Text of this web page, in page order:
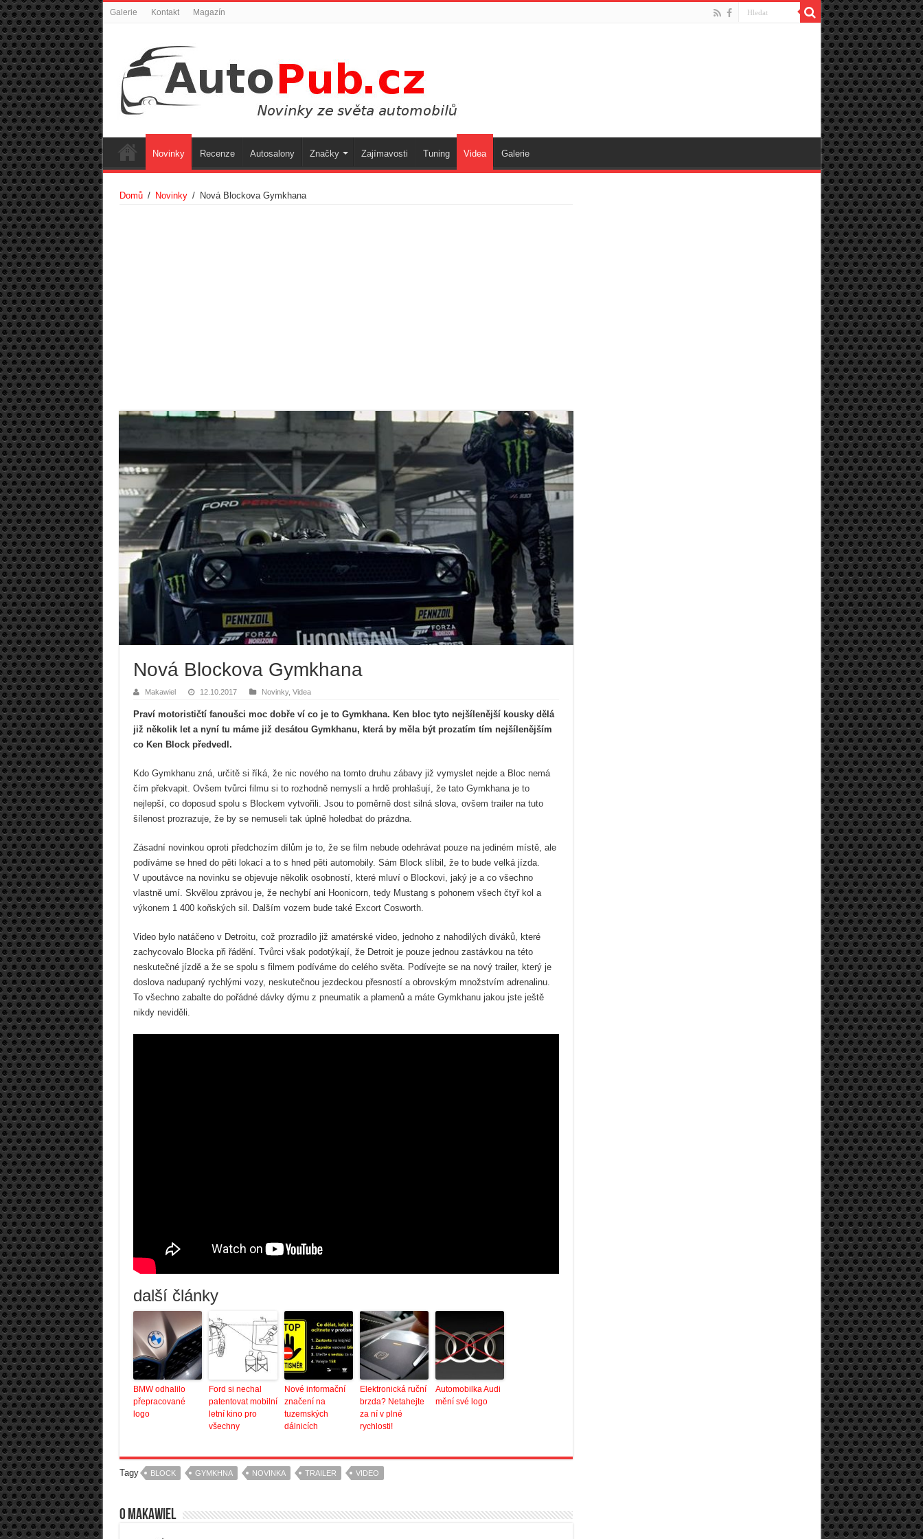
Galerie Kontakt Magazín
Novinky Recenze Autosalony Značky Zajímavosti Tuning Videa Galerie
Domů / Novinky / Nová Blockova Gymkhana
Nová Blockova Gymkhana
Makawiel 12.10.2017 Novinky, Videa
Praví motorističtí fanoušci moc dobře ví co je to Gymkhana. Ken bloc tyto nejšílenější kousky dělá
již několik let a nyní tu máme již desátou Gymkhanu, která by měla být prozatím tím nejšílenějším
co Ken Block předvedl.
Kdo Gymkhanu zná, určitě si říká, že nic nového na tomto druhu zábavy již vymyslet nejde a Bloc nemá
čím překvapit. Ovšem tvůrci filmu si to rozhodně nemyslí a hrdě prohlašují, že tato Gymkhana je to
nejlepší, co doposud spolu s Blockem vytvořili. Jsou to poměrně dost silná slova, ovšem trailer na tuto
šílenost prozrazuje, že by se nemuseli tak úplně holedbat do prázdna.
Zásadní novinkou oproti předchozím dílům je to, že se film nebude odehrávat pouze na jediném místě, ale
podíváme se hned do pěti lokací a to s hned pěti automobily. Sám Block slíbil, že to bude velká jízda.
V upoutávce na novinku se objevuje několik osobností, které mluví o Blockovi, jaký je a co všechno
vlastně umí. Skvělou zprávou je, že nechybí ani Hoonicorn, tedy Mustang s pohonem všech čtyř kol a
výkonem 1 400 koňských sil. Dalším vozem bude také Excort Cosworth.
Video bylo natáčeno v Detroitu, což prozradilo již amatérské video, jednoho z nahodilých diváků, které
zachycovalo Blocka při řádění. Tvůrci však podotýkají, že Detroit je pouze jednou zastávkou na této
neskutečné jízdě a že se spolu s filmem podíváme do celého světa. Podívejte se na nový trailer, který je
doslova nadupaný rychlými vozy, neskutečnou jezdeckou přesností a obrovským množstvím adrenalinu.
To všechno zabalte do pořádné dávky dýmu z pneumatik a plamenů a máte Gymkhanu jakou jste ještě
nikdy neviděli.
další články
BMW odhalilo
přepracované
logo
Ford si nechal
patentovat mobilní
letní kino pro
všechny
Nové informační
značení na
tuzemských
dálnicích
Elektronická ruční
brzda? Netahejte
za ní v plné
rychlosti!
Automobilka Audi
mění své logo
Tagy BLOCK GYMKHNA NOVINKA TRAILER VIDEO
O Makawiel